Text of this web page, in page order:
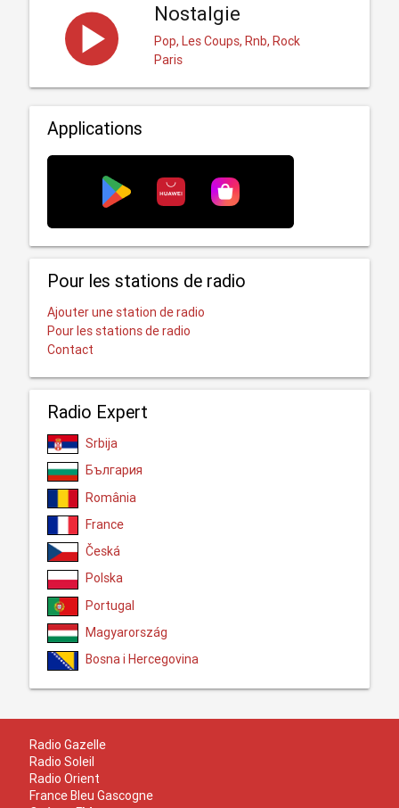
Nostalgie
Pop, Les Coups, Rnb, Rock
Paris
Applications
Pour les stations de radio
Ajouter une station de radio
Pour les stations de radio
Contact
Radio Expert
Srbija
България
România
France
Česká
Polska
Portugal
Magyarország
Bosna i Hercegovina
Radio Gazelle
Radio Soleil
Radio Orient
France Bleu Gascogne